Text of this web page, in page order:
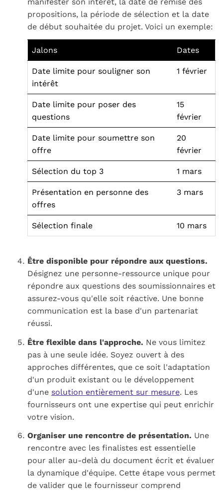
propositions, la période de sélection et la date
de début souhaitée du projet. Voici un exemple:
Jalons Dates
Date limite pour souligner son
intérêt
1 février
Date limite pour poser des
questions
15
février
Date limite pour soumettre son
offre
20
février
Sélection du top 3 1 mars
Présentation en personne des
offres
3 mars
Sélection finale 10 mars
Être disponible pour répondre aux questions.
Désignez une personne-ressource unique pour
répondre aux questions des soumissionnaires et
assurez-vous qu'elle soit réactive. Une bonne
communication est la base d'un partenariat
réussi.
Être flexible dans l'approche. Ne vous limitez
pas à une seule idée. Soyez ouvert à des
approches différentes, que ce soit l'adaptation
d'un produit existant ou le développement
d'une solution entièrement sur mesure. Les
fournisseurs ont une expertise qui peut enrichir
votre vision.
Organiser une rencontre de présentation. Une
rencontre avec les finalistes est essentielle
pour aller au-delà du document écrit et évaluer
la dynamique d'équipe. Cette étape vous permet
de valider que le fournisseur comprend